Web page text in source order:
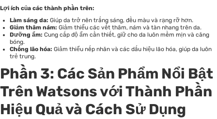
Lợi ích của các thành phần trên:
Làm sáng da: Giúp da trở nên trắng sáng, đều màu và rạng rỡ hơn.
Giảm thâm nám: Giảm thiểu các vết thâm, nám và tàn nhang trên da.
Dưỡng ẩm: Cung cấp độ ẩm cần thiết, giữ cho da luôn mềm mịn và căng
bóng.
Chống lão hóa: Giảm thiểu nếp nhăn và các dấu hiệu lão hóa, giúp da luôn
trẻ trung.
Phần 3: Các Sản Phẩm Nổi Bật
Trên Watsons với Thành Phần
Hiệu Quả và Cách Sử Dụng